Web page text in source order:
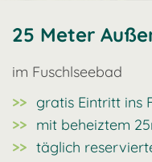
25 Meter
im Fuschlseebad
gratis Eintritt ins
mit beheiztem
täglich